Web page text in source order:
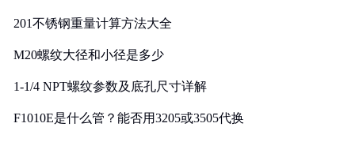
201不锈钢重量计算方法大全
M20螺纹大径和小径是多少
1-1/4 NPT螺纹参数及底孔尺寸详解
F1010E是什么管？能否用3205或3505代换